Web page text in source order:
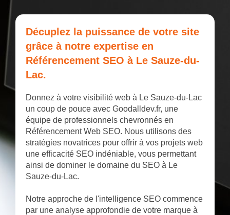
Décuplez la puissance de votre site
grâce à notre expertise en
Référencement SEO à Le Sauze-du-
Lac.
Donnez à votre visibilité web à Le Sauze-du-Lac
un coup de pouce avec Goodalldev.fr, une
équipe de professionnels chevronnés en
Référencement Web SEO. Nous utilisons des
stratégies novatrices pour offrir à vos projets web
une efficacité SEO indéniable, vous permettant
ainsi de dominer le domaine du SEO à Le
Sauze-du-Lac.
Notre approche de l'intelligence SEO commence
par une analyse approfondie de votre marque à